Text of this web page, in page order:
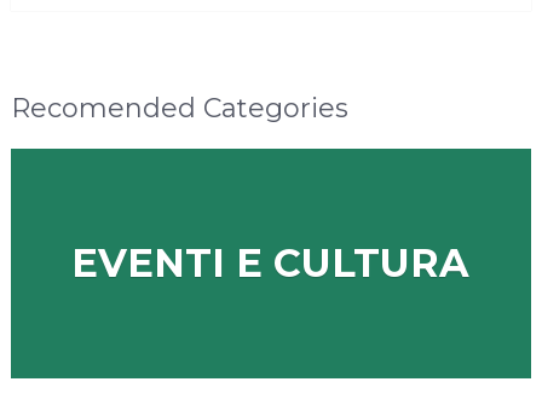
Recomended Categories
EVENTI E CULTURA